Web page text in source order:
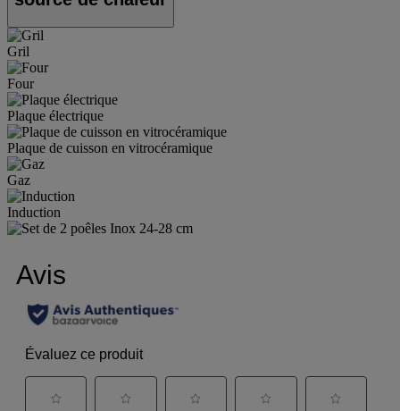
Gril
Four
Plaque électrique
Plaque de cuisson en vitrocéramique
Gaz
Induction